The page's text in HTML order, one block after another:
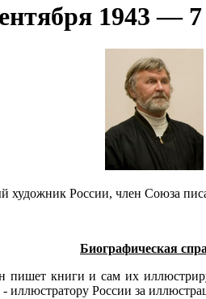
1943 — 7
России, член Союза
Биографическая
книги и сам их
России за